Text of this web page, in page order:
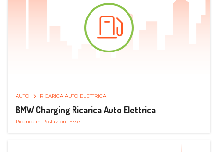
AUTO RICARICA AUTO ELETTRICA
BMW Charging Ricarica Auto Elettrica
Ricarica in Postazioni Fisse